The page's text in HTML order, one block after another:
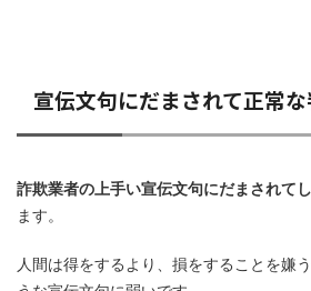
宣伝文句にだまされて正常
詐欺業者の上手い宣伝文句にだまされて
ます。
人間は得をするより、損をすることを嫌